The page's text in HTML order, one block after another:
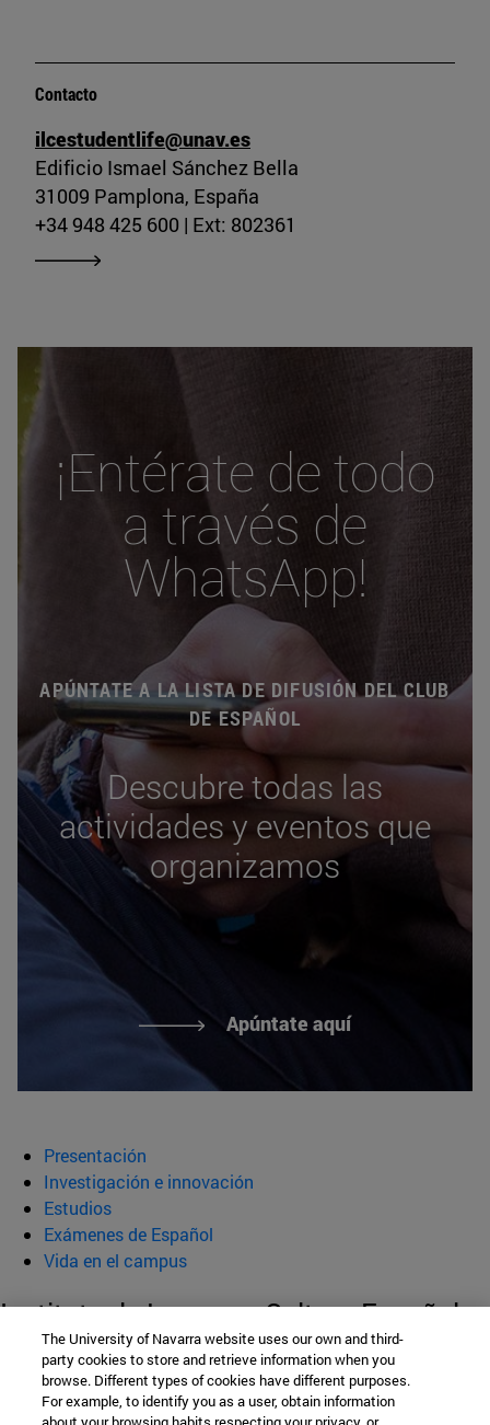
Contacto
ilcestudentlife@unav.es
Edificio Ismael Sánchez Bella
31009 Pamplona, España
+34 948 425 600 | Ext: 802361
¡Entérate de todo
a través de
WhatsApp!
APÚNTATE A LA LISTA DE DIFUSIÓN DEL CLUB
DE ESPAÑOL
Descubre todas las
actividades y eventos que
organizamos
Apúntate aquí
Presentación
Investigación e innovación
Estudios
Exámenes de Español
Vida en el campus
Instituto de Lengua y Cultura Españolas
(ILCE)
The University of Navarra website uses our own and third-
party cookies to store and retrieve information when you
browse. Different types of cookies have different purposes.
For example, to identify you as a user, obtain information